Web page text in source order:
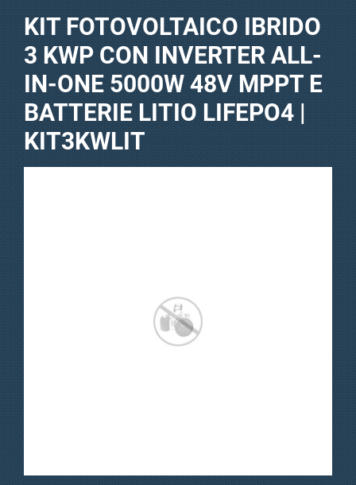
KIT FOTOVOLTAICO IBRIDO
3 KWP CON INVERTER ALL-
IN-ONE 5000W 48V MPPT E
BATTERIE LITIO LIFEPO4 |
KIT3KWLIT